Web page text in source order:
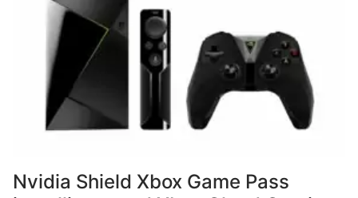
Nvidia Shield Xbox Game Pass